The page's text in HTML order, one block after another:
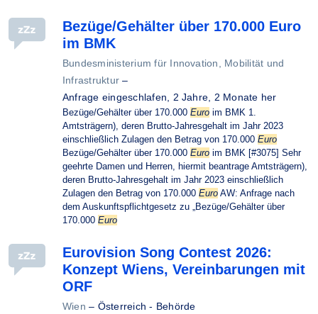
Bezüge/Gehälter über 170.000 Euro
im BMK
Bundesministerium für Innovation, Mobilität und
Infrastruktur –
Anfrage eingeschlafen, 2 Jahre, 2 Monate her
Bezüge/Gehälter über 170.000 Euro im BMK 1.
Amtsträgern), deren Brutto-Jahresgehalt im Jahr 2023
einschließlich Zulagen den Betrag von 170.000 Euro
Bezüge/Gehälter über 170.000 Euro im BMK [#3075] Sehr
geehrte Damen und Herren, hiermit beantrage Amtsträgern),
deren Brutto-Jahresgehalt im Jahr 2023 einschließlich
Zulagen den Betrag von 170.000 Euro AW: Anfrage nach
dem Auskunftspflichtgesetz zu „Bezüge/Gehälter über
170.000 Euro
Eurovision Song Contest 2026:
Konzept Wiens, Vereinbarungen mit
ORF
Wien – Österreich - Behörde